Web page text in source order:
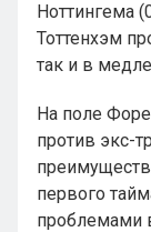
Ноттингема
Тоттенхэм
так и в
На поле
против экс-
первого
проблемами